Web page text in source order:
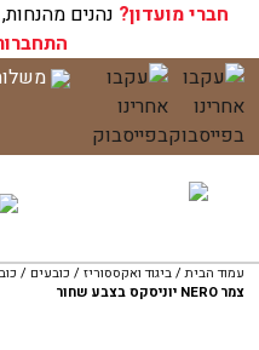
חברי מועדון? נהנים
דלג
לתוכן
עמוד הבית/ביגוד ואקססוריז/ כובעים /
צמר NERO יוניסקס בצבע שחור